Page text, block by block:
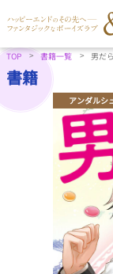
TOP 書籍一覧 男だ
書籍
アンダルシ